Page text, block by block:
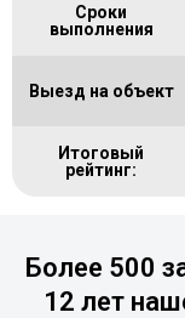
Сроки
выполнения
Выезд на объект
Итоговый
рейтинг:
Более 500
12 лет